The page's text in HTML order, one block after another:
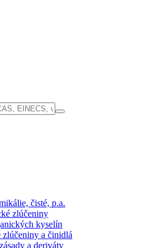
čisté, p.a.
zlúčeniny
kyselín
zlúčeniny a činidlá
a deriváty